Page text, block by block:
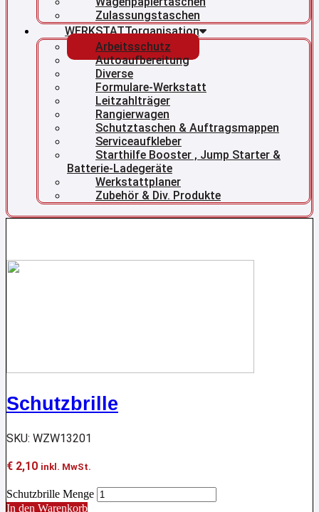
Zulassungstaschen
WERKSTATTorganisation
Arbeitsschutz
Autoaufbereitung
Diverse
Formulare-Werkstatt
Leitzahlträger
Rangierwagen
Schutztaschen & Auftragsmappen
Serviceaufkleber
Starthilfe Booster , Jump Starter &
Batterie-Ladegeräte
Werkstattplaner
Zubehör & Div. Produkte
Schutzbrille
SKU: WZW13201
€ 2,10 inkl. MwSt.
Schutzbrille Menge
In den Warenkorb